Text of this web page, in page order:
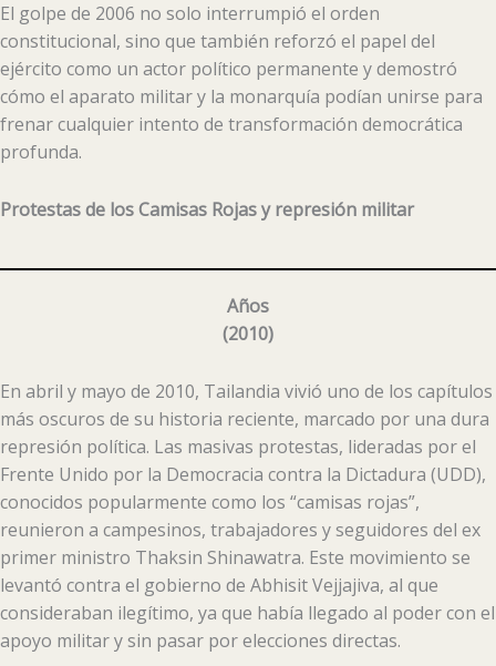
El golpe de 2006 no solo interrumpió el orden
constitucional, sino que también reforzó el papel del
ejército como un actor político permanente y demostró
cómo el aparato militar y la monarquía podían unirse para
frenar cualquier intento de transformación democrática
profunda.
Protestas de los Camisas Rojas y represión militar
Años
(2010)
En abril y mayo de 2010, Tailandia vivió uno de los capítulos
más oscuros de su historia reciente, marcado por una dura
represión política. Las masivas protestas, lideradas por el
Frente Unido por la Democracia contra la Dictadura (UDD),
conocidos popularmente como los “camisas rojas”,
reunieron a campesinos, trabajadores y seguidores del ex
primer ministro Thaksin Shinawatra. Este movimiento se
levantó contra el gobierno de Abhisit Vejjajiva, al que
consideraban ilegítimo, ya que había llegado al poder con el
apoyo militar y sin pasar por elecciones directas.